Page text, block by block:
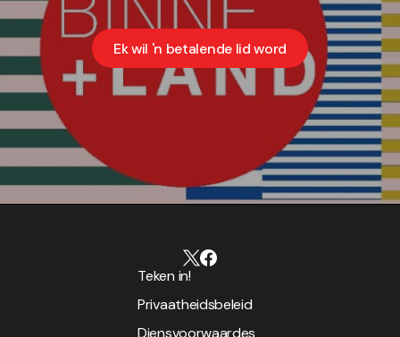
Ek wil 'n betalende lid word
Teken in!
Privaatheidsbeleid